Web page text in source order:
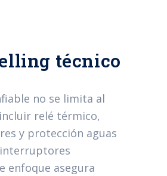
técnico
no se limita al
relé térmico,
y protección aguas
enfoque asegura